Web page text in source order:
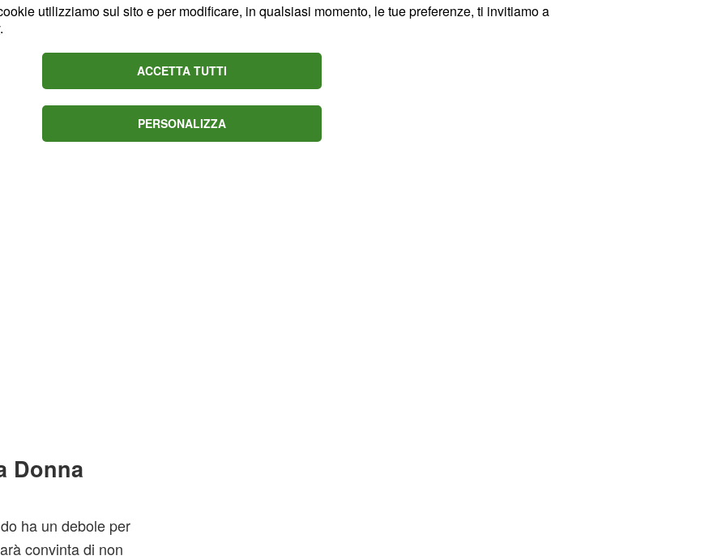
con il giovane
, proprietaria del
Donna
ha un debole per
convinta di non
utilizziamo sul sito e per modificare, in qualsiasi momento, le tue preferenze, ti invitiamo a
.
ACCETTA TUTTI
PERSONALIZZA